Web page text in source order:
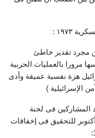
١٩٧٣ :
مجرد تقدير خاطئ
مرورا بالعمليات الحربية
هزة نفسية عميقة وأدى
الإسرائيلية )
المشاركين فى لجنة
للتحقيق فى إخفاقات